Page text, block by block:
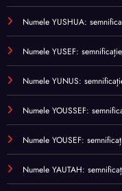
Numele YUSHUA:
Numele YUSEF:
Numele YUNUS:
Numele YOUSSEF:
Numele YOUSEF:
Numele YAUTAH: